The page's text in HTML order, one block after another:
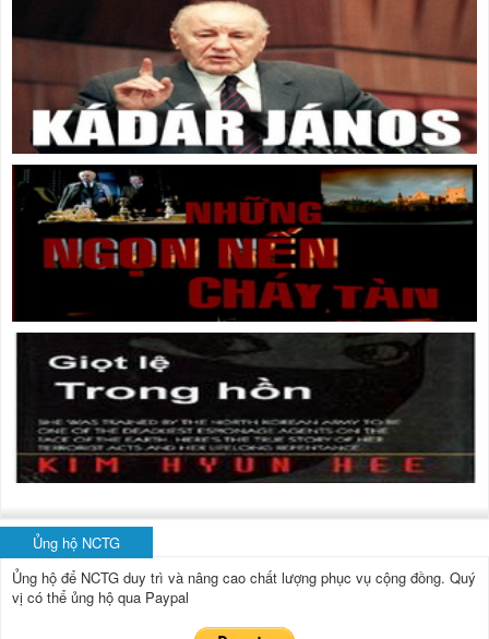
Ủng hộ NCTG
Ủng hộ để NCTG duy trì và nâng cao chất lượng phục vụ cộng đồng. Quý
vị có thể ủng hộ qua Paypal